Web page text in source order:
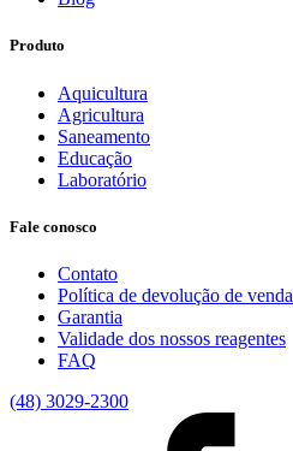
Produto
Aquicultura
Agricultura
Saneamento
Educação
Laboratório
Fale conosco
Contato
Política de devolução de venda
Garantia
Validade dos nossos reagentes
FAQ
(48) 3029-2300